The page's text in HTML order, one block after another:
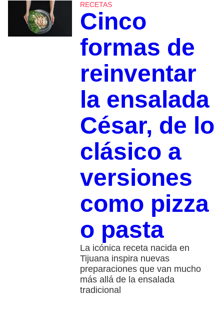
RECETAS
Cinco
formas de
reinventar
la ensalada
César, de lo
clásico a
versiones
como pizza
o pasta
La icónica receta nacida en
Tijuana inspira nuevas
preparaciones que van mucho
más allá de la ensalada
tradicional